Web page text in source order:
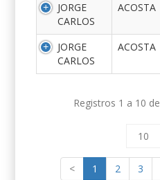
JORGE
CARLOS
ACOSTA
JORGE
CARLOS
ACOSTA
Registros 1 a 10 de
< 1 2 3